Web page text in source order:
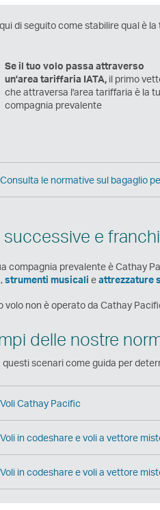
di seguito come stabilire qual è
Se il tuo volo passa attraverso
un'area tariffaria IATA, il primo
che attraversa l'area tariffaria è la
compagnia prevalente
Consulta le normative sul bagaglio
successive e
compagnia prevalente è Cathay
,strumenti musicali eattrezzature
volo non è operato da Cathay
delle nostre
questi scenari come guida per
Voli Cathay Pacific
Voli in codeshare e voli a vettore
Voli in codeshare e voli a vettore